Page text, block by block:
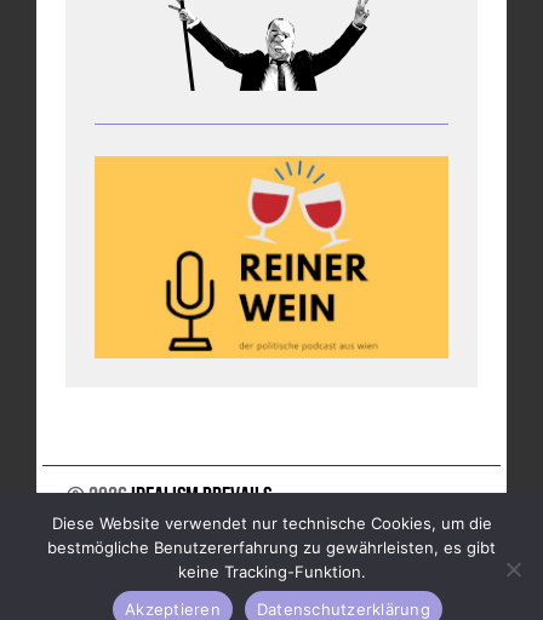
© 2026Idealism Prevails
UNTERSTÜTZE UNS
NEWSLETTER
IMPRESSUM
Diese Website verwendet nur technische Cookies, um die
bestmögliche Benutzererfahrung zu gewährleisten, es gibt
keine Tracking-Funktion.
Akzeptieren
Datenschutzerklärung